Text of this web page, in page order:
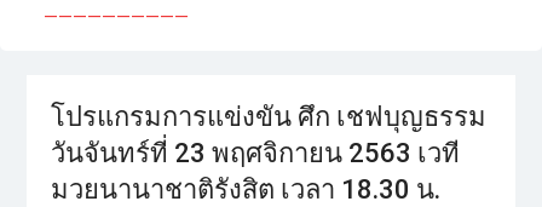
——————————
โปรแกรมการแข่งขัน ศึก เชฟบุญธรรม
วันจันทร์ที่ 23 พฤศจิกายน 2563 เวที
มวยนานาชาติรังสิต เวลา 18.30 น.